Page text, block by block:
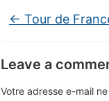
← Tour de
Leave a
Votre adresse e-mail